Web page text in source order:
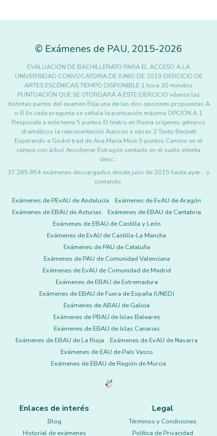
© Exámenes de PAU, 2015-2026
EVALUACIÓN DE BACHILLERATO PARA EL ACCESO A LA
UNIVERSIDAD CONVOCATORIA DE JUNIO DE 2019 EJERCICIO DE
ARTES ESCÉNICAS TIEMPO DISPONIBLE 1 hora 30 minutos
PUNTUACIÓN QUE SE OTORGARÁ A ESTE EJERCICIO véanse las
distintas partes del examen Elija una de las dos opciones propuestas A
o B En cada pregunta se señala la puntuación máxima OPCIÓN A 1
Responda a este tema 5 puntos El teatro en Roma orígenes géneros
dramáticos la representación Autores y obras 2 Texto Beckett
Esperando a Godot trad de Ana María Moix 5 puntos Camino en el
campo con árbol Anochecer Estragón sentado en el suelo intenta
desc…
37.285.854 exámenes descargados desde julio de 2015 hasta ayer... y
contando.
Exámenes de PEvAU de Andalucía
Exámenes de EvAU de Aragón
Exámenes de EBAU de Asturias
Exámenes de EBAU de Cantabria
Exámenes de EBAU de Castilla y León
Exámenes de EvAU de Castilla-La Mancha
Exámenes de PAU de Cataluña
Exámenes de PAU de Comunidad Valenciana
Exámenes de EvAU de Comunidad de Madrid
Exámenes de EBAU de Extremadura
Exámenes de EBAU de Fuera de España (UNED)
Exámenes de ABAU de Galicia
Exámenes de PBAU de Islas Baleares
Exámenes de EBAU de Islas Canarias
Exámenes de EBAU de La Rioja
Exámenes de EvAU de Navarra
Exámenes de EAU de País Vasco
Exámenes de EBAU de Región de Murcia
Enlaces de interés
Blog
Historial de exámenes
Legal
Términos y Condiciones
Política de Privacidad